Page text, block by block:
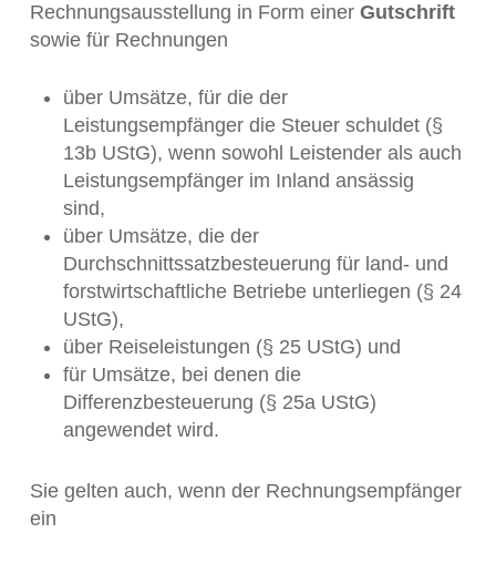
Rechnungsausstellung in Form einer Gutschrift
sowie für Rechnungen
über Umsätze, für die der
Leistungsempfänger die Steuer schuldet (§
13b UStG), wenn sowohl Leistender als auch
Leistungsempfänger im Inland ansässig
sind,
über Umsätze, die der
Durchschnittssatzbesteuerung für land- und
forstwirtschaftliche Betriebe unterliegen (§ 24
UStG),
über Reiseleistungen (§ 25 UStG) und
für Umsätze, bei denen die
Differenzbesteuerung (§ 25a UStG)
angewendet wird.
Sie gelten auch, wenn der Rechnungsempfänger
ein